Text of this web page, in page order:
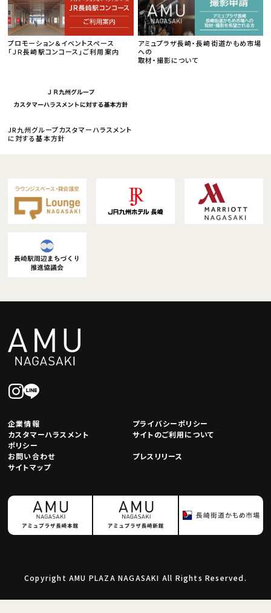
プロモーション＆イベントスペース
「ＪＲ長崎駅コンコース」ご利用案内
アミュプラザ長崎・長崎街道かもめ市場
への
取材・撮影について
JR九州グループカスタマーハラスメント
に対する基本方針
企業情報
プライバシーポリシー
カスタマーハラスメント
ポリシー
サイトのご利用について
お問い合わせ
プレスリリース
サイトマップ
Copyright AMU PLAZA NAGASAKI All Rights Reserved.